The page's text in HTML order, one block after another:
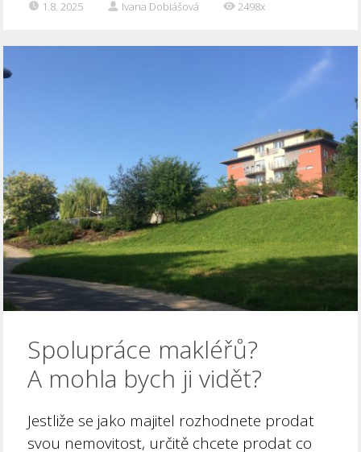
1.8. 2025 Ivana Dobiášová 2498x
Spolupráce makléřů?
A mohla bych ji vidět?
Jestliže se jako majitel rozhodnete prodat
svou nemovitost, určitě chcete prodat co